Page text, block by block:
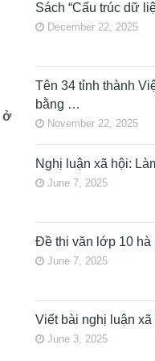
ở
Sách “Cấu trúc dữ
December 22, 2025
Tên 34 tỉnh thành
bằng …
November 22, 2025
Nghị luận xã hội:
June 7, 2025
Đề thi văn lớp 10
June 7, 2025
Viết bài nghị luận
June 3, 2025